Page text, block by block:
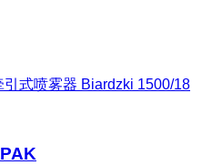
引式喷雾器 Biardzki 1500/18